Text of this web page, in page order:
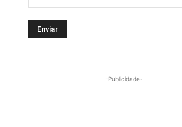
-Publicidade-